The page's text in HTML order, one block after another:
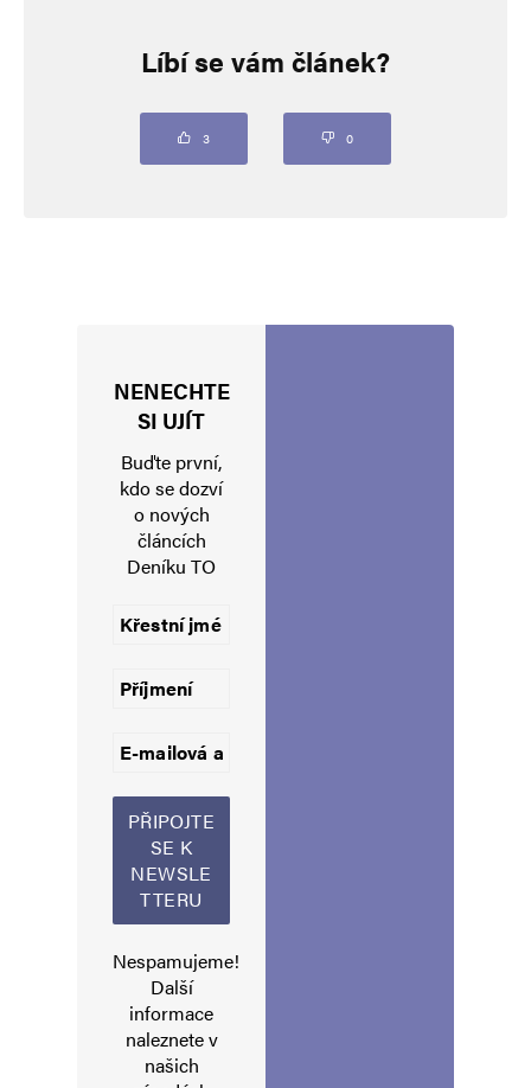
Vaše e-mailová adresa nebude zveřejněna. Vyžadované informace jsou
Uložit do prohlížeče jméno, e-mail a webovou stránku pro budoucí
Informujte mě o nových komentářích e-mailem.
Alternative:
Líbí se vám článek?
3 0
NENECHTE
SI UJÍT
Buďte první,
kdo se dozví
o nových
článcích
Deníku TO
Nespamujeme!
Další
informace
naleznete v
našich